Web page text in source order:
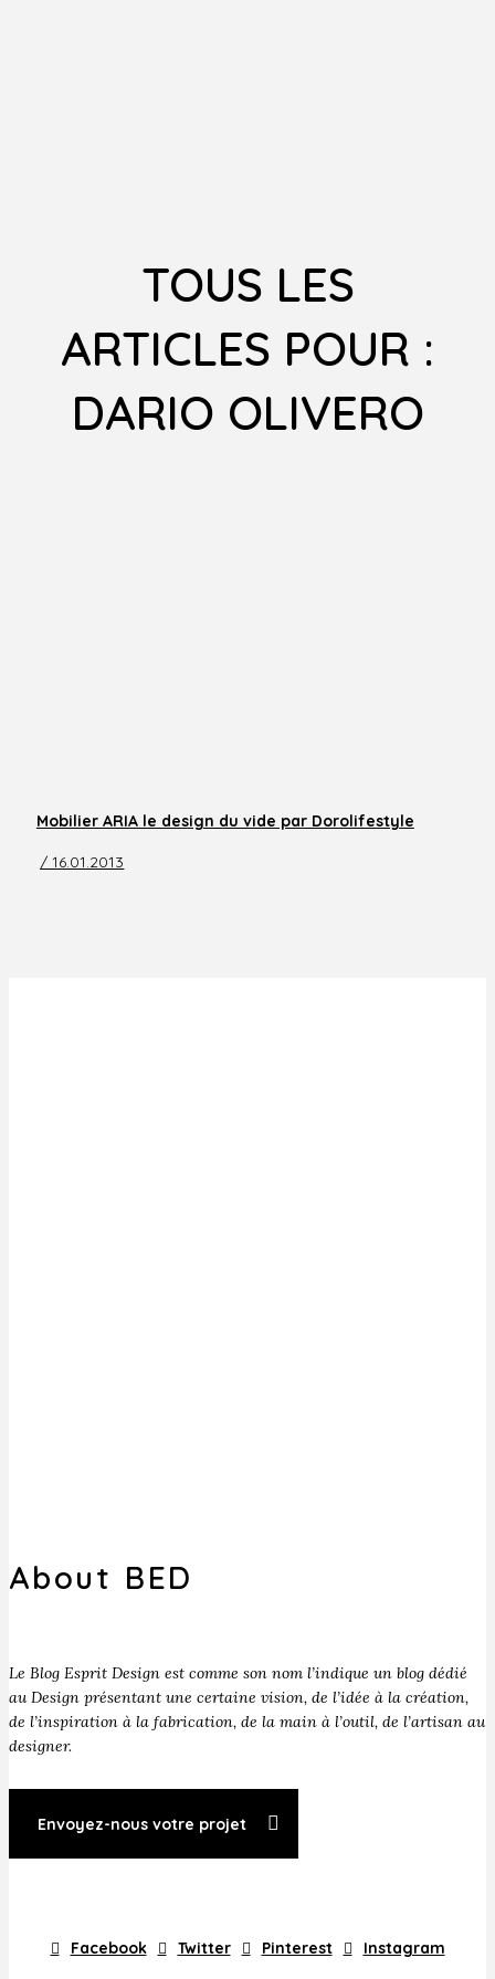
TOUS LES
ARTICLES POUR :
DARIO OLIVERO
Mobilier ARIA le design du vide par Dorolifestyle
/ 16.01.2013
About BED
Le Blog Esprit Design est comme son nom l’indique un blog dédié
au Design présentant une certaine vision, de l’idée à la création,
de l’inspiration à la fabrication, de la main à l’outil, de l’artisan au
designer.
Envoyez-nous votre projet
Facebook Twitter Pinterest Instagram